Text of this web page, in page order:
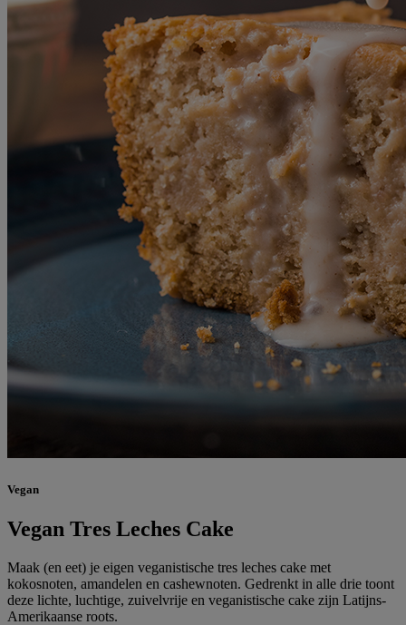
Vegan
Vegan Tres Leches Cake
Maak (en eet) je eigen veganistische tres leches cake met
kokosnoten, amandelen en cashewnoten. Gedrenkt in alle drie toont
deze lichte, luchtige, zuivelvrije en veganistische cake zijn Latijns-
Amerikaanse roots.